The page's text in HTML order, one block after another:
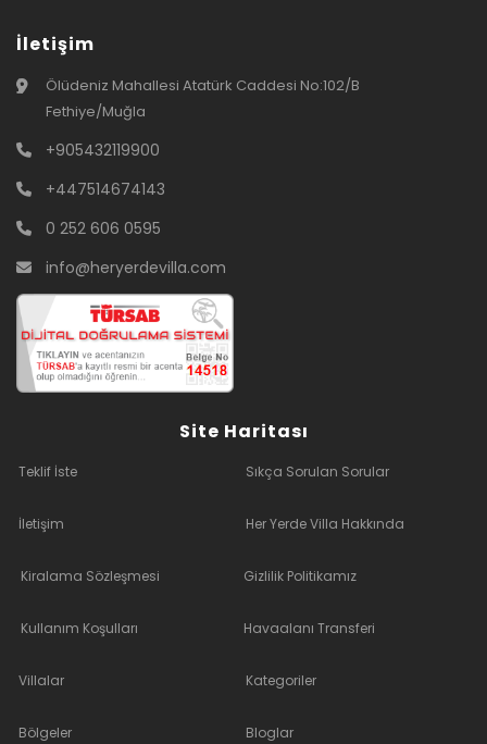
İletişim
Ölüdeniz Mahallesi Atatürk Caddesi No:102/B
Fethiye/Muğla
+905432119900
+447514674143
0 252 606 0595
info@heryerdevilla.com
Site Haritası
Teklif İste Sıkça Sorulan Sorular
İletişim Her Yerde Villa Hakkında
Kiralama Sözleşmesi Gizlilik Politikamız
Kullanım Koşulları Havaalanı Transferi
Villalar Kategoriler
Bölgeler Bloglar